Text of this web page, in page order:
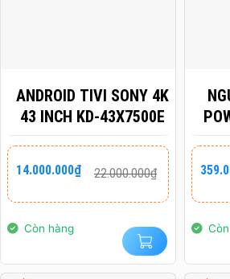
ANDROID TIVI SONY 4K
43 INCH KD-43X7500E
22.000.000₫
Giá
gốc
22.000.000₫.
14.000.000₫
Giá
hiện
là:
Còn hàng
Giá
gốc
Giá
hiện
là: